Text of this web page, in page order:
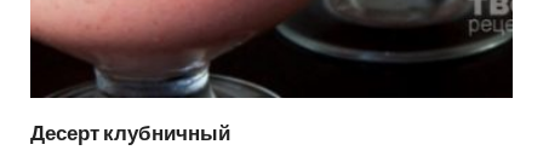
Десерт клубничный